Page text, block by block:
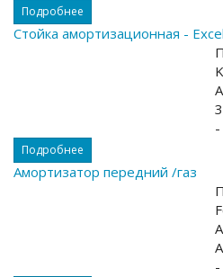
Подробнее
Стойка амортизационная -
-
Подробнее
Амортизатор передний /газ
-